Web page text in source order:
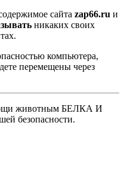
сайта zap66.ru и
никаких своих
компьютера,
перемещены через
животным БЕЛКА И
безопасности.